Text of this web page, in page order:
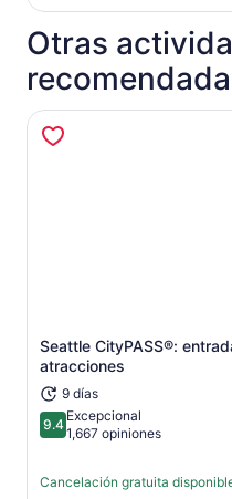
Otras
Seattle CityPASS®:
atracciones
9 días
9.49.4 de 10
Excepcional
1,667 opiniones
Cancelación gratuita